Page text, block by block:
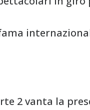
2 vanta la